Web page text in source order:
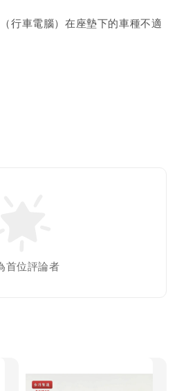
行車電腦）在座墊下的車種不適
首位評論者